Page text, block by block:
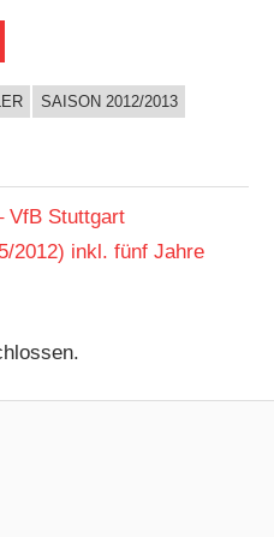
SAISON 2012/2013
VfB Stuttgart
2012) inkl. fünf Jahre